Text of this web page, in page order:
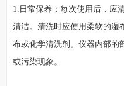
1.日常保养：每次使用后，应
清洁。清洗时应使用柔软的湿
布或化学清洗剂。仪器内部的
或污染现象。